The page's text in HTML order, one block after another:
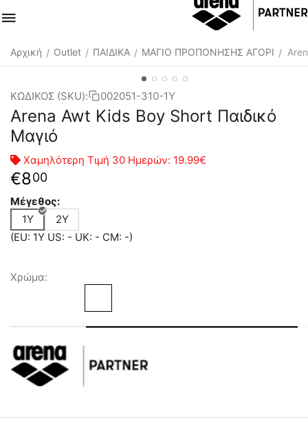
Αρχική / Outlet / ΠΑΙΔΙΚΑ / ΜΑΓΙΟ ΠΡΟΠΟΝΗΣΗΣ ΑΓΟΡΙ /
ΚΩΔΙΚΟΣ (SKU): 002051-310-1Y
Arena Awt Kids Boy Short Παιδικό
Μαγιό
Χαμηλότερη Τιμή 30 Ημερών: 19.99€
€800
Μέγεθος:
1Y
2Y
(EU: 1Y US: - UK: - CM: -)
Χρώμα:
+
−
Προσθήκη στη Λίστα Αγαπημένων
Περιγραφή Χρώματος